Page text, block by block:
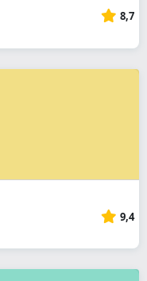
8,7
9,4